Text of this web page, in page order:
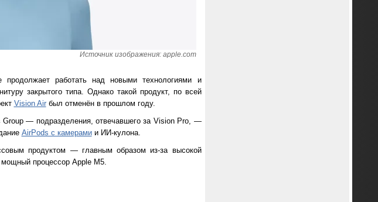
Источник изображения: apple.com
работать над новыми технологиями и
закрытого типа. Однако такой продукт, по всей
Vision Airбыл отменён в прошлом году.
— подразделения, отвечавшего за Vision Pro, —
AirPods с камерамии ИИ-кулона.
продуктом — главным образом из-за высокой
мощный процессор Apple M5.